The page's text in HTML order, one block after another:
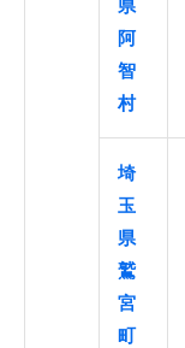
県
阿
智
村
埼
玉
県
鷲
宮
町